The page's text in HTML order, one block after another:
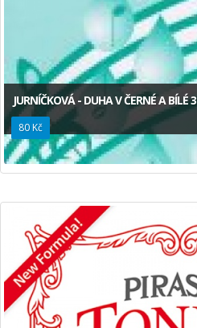
JURNÍČKOVÁ - DUHA V ČERNÉ A BÍLÉ 3
80 Kč